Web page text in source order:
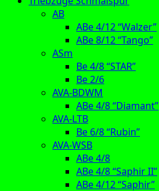
AB
ABe 4/12 “Walzer”
ABe 8/12 “Tango”
ASm
Be 4/8 “STAR”
Be 2/6
AVA-BDWM
ABe 4/8 “Diamant”
AVA-LTB
Be 6/8 “Rubin”
AVA-WSB
ABe 4/8
ABe 4/8 “Saphir II”
ABe 4/12 “Saphir”